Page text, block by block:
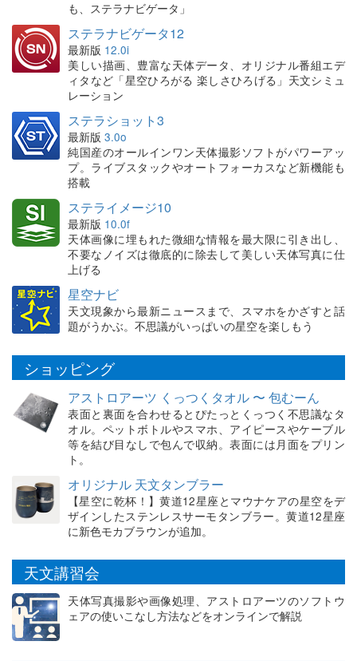
も、ステラナビゲータ」
ステラナビゲータ12
最新版 12.0i
美しい描画、豊富な天体データ、オリジナル番組エデ
ィタなど「星空ひろがる 楽しさひろげる」天文シミュ
レーション
ステラショット3
最新版 3.0o
純国産のオールインワン天体撮影ソフトがパワーアッ
プ。ライブスタックやオートフォーカスなど新機能も
搭載
ステライメージ10
最新版 10.0f
天体画像に埋もれた微細な情報を最大限に引き出し、
不要なノイズは徹底的に除去して美しい天体写真に仕
上げる
星空ナビ
天文現象から最新ニュースまで、スマホをかざすと話
題がうかぶ。不思議がいっぱいの星空を楽しもう
ショッピング
アストロアーツ くっつくタオル 〜 包むーん
表面と裏面を合わせるとぴたっとくっつく不思議なタ
オル。ペットボトルやスマホ、アイピースやケーブル
等を結び目なしで包んで収納。表面には月面をプリン
ト。
オリジナル 天文タンブラー
【星空に乾杯！】黄道12星座とマウナケアの星空をデ
ザインしたステンレスサーモタンブラー。黄道12星座
に新色モカブラウンが追加。
天文講習会
天体写真撮影や画像処理、アストロアーツのソフトウ
ェアの使いこなし方法などをオンラインで解説